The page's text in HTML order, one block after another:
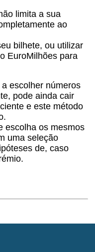
limita a sua
ao
bilhete, ou utilizar
EuroMilhões para
escolher números
pode ainda cair
e este método
escolha os mesmos
uma seleção
de, caso